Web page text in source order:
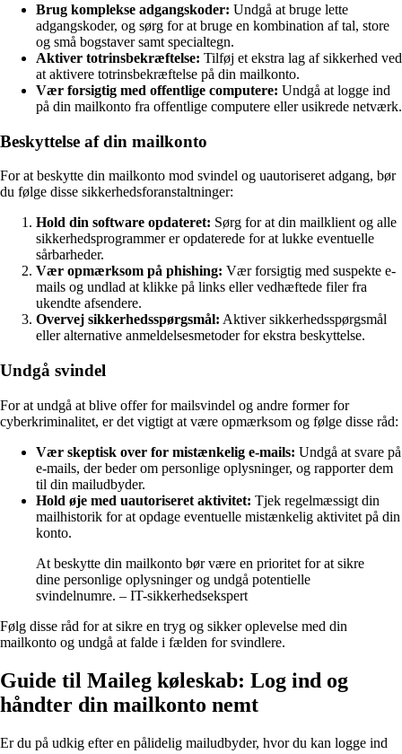
Brug komplekse adgangskoder: Undgå at bruge lette
adgangskoder, og sørg for at bruge en kombination af tal, store
og små bogstaver samt specialtegn.
Aktiver totrinsbekræftelse: Tilføj et ekstra lag af sikkerhed ved
at aktivere totrinsbekræftelse på din mailkonto.
Vær forsigtig med offentlige computere: Undgå at logge ind
på din mailkonto fra offentlige computere eller usikrede netværk.
Beskyttelse af din mailkonto
For at beskytte din mailkonto mod svindel og uautoriseret adgang, bør
du følge disse sikkerhedsforanstaltninger:
Hold din software opdateret: Sørg for at din mailklient og alle
sikkerhedsprogrammer er opdaterede for at lukke eventuelle
sårbarheder.
Vær opmærksom på phishing: Vær forsigtig med suspekte e-
mails og undlad at klikke på links eller vedhæftede filer fra
ukendte afsendere.
Overvej sikkerhedsspørgsmål: Aktiver sikkerhedsspørgsmål
eller alternative anmeldelsesmetoder for ekstra beskyttelse.
Undgå svindel
For at undgå at blive offer for mailsvindel og andre former for
cyberkriminalitet, er det vigtigt at være opmærksom og følge disse råd:
Vær skeptisk over for mistænkelig e-mails: Undgå at svare på
e-mails, der beder om personlige oplysninger, og rapporter dem
til din mailudbyder.
Hold øje med uautoriseret aktivitet: Tjek regelmæssigt din
mailhistorik for at opdage eventuelle mistænkelig aktivitet på din
konto.
At beskytte din mailkonto bør være en prioritet for at sikre
dine personlige oplysninger og undgå potentielle
svindelnumre. – IT-sikkerhedsekspert
Følg disse råd for at sikre en tryg og sikker oplevelse med din
mailkonto og undgå at falde i fælden for svindlere.
Guide til Maileg køleskab: Log ind og
håndter din mailkonto nemt
Er du på udkig efter en pålidelig mailudbyder, hvor du kan logge ind